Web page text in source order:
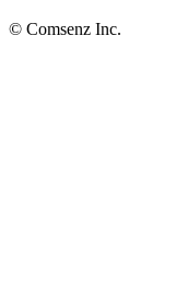
© Comsenz Inc.